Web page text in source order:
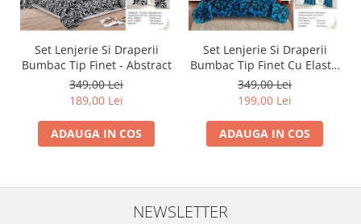
Set Lenjerie Si Draperii
Bumbac Tip Finet - Abstract
349,00 Lei
189,00 Lei
ADAUGA IN COS
Set Lenjerie Si Draperii
Bumbac Tip Finet Cu Elastic
- Dansul Fluturilor
349,00 Lei
199,00 Lei
ADAUGA IN COS
NEWSLETTER